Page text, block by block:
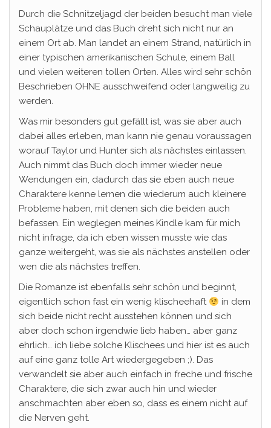
Durch die Schnitzeljagd der beiden besucht man viele
Schauplätze und das Buch dreht sich nicht nur an
einem Ort ab. Man landet an einem Strand, natürlich in
einer typischen amerikanischen Schule, einem Ball
und vielen weiteren tollen Orten. Alles wird sehr schön
Beschrieben OHNE ausschweifend oder langweilig zu
werden.
Was mir besonders gut gefällt ist, was sie aber auch
dabei alles erleben, man kann nie genau voraussagen
worauf Taylor und Hunter sich als nächstes einlassen.
Auch nimmt das Buch doch immer wieder neue
Wendungen ein, dadurch das sie eben auch neue
Charaktere kenne lernen die wiederum auch kleinere
Probleme haben, mit denen sich die beiden auch
befassen. Ein weglegen meines Kindle kam für mich
nicht infrage, da ich eben wissen musste wie das
ganze weitergeht, was sie als nächstes anstellen oder
wen die als nächstes treffen.
Die Romanze ist ebenfalls sehr schön und beginnt,
eigentlich schon fast ein wenig klischeehaft
in dem
sich beide nicht recht ausstehen können und sich
aber doch schon irgendwie lieb haben… aber ganz
ehrlich… ich liebe solche Klischees und hier ist es auch
auf eine ganz tolle Art wiedergegeben ;). Das
verwandelt sie aber auch einfach in freche und frische
Charaktere, die sich zwar auch hin und wieder
anschmachten aber eben so, dass es einem nicht auf
die Nerven geht.